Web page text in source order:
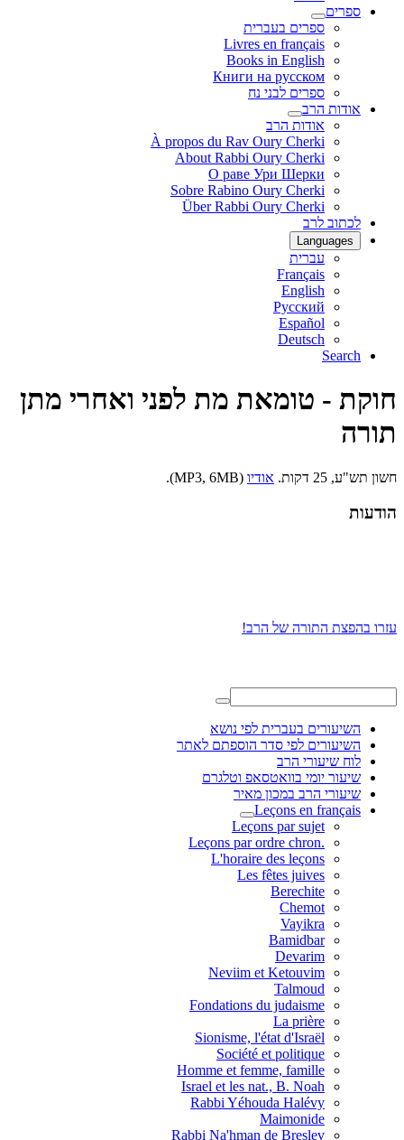
ספרים
ספרים בעברית
Livres en français
Books in English
Книги на русском
ספרים לבני נח
אודות הרב
אודות הרב
À propos du Rav Oury Cherki
About Rabbi Oury Cherki
О раве Ури Шерки
Sobre Rabino Oury Cherki
Über Rabbi Oury Cherki
לכתוב לרב
Languages
עברית
Français
English
Русский
Español
Deutsch
Search
חוקת - טומאת מת לפני ואחרי מתן
תורה
חשון תש"ע, 25 דקות. אודיו (MP3, 6MB).
הודעות
עזרו בהפצת התורה של הרב!
השיעורים בעברית לפי נושא
השיעורים לפי סדר הוספתם לאתר
לוח שיעורי הרב
שיעור יומי בוואטסאפ וטלגרם
שיעורי הרב במכון מאיר
Leçons en français
Leçons par sujet
.Leçons par ordre chron
L'horaire des leçons
Les fêtes juives
Berechite
Chemot
Vayikra
Bamidbar
Devarim
Neviim et Ketouvim
Talmoud
Fondations du judaisme
La prière
Sionisme, l'état d'Israël
Société et politique
Homme et femme, famille
Israel et les nat., B. Noah
Rabbi Yéhouda Halévy
Maimonide
Rabbi Na'hman de Breslev